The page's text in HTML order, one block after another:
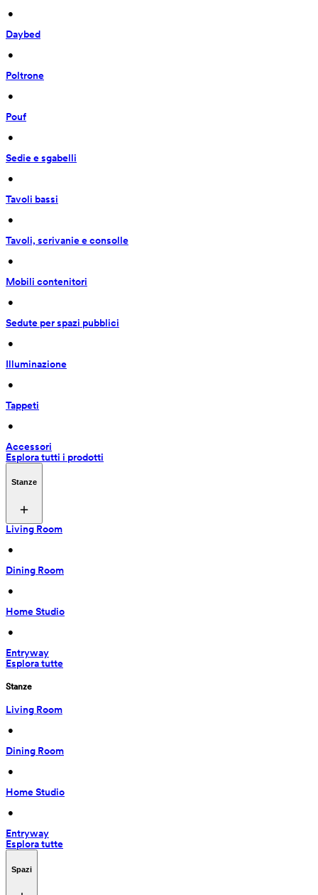
•
Daybed
•
Poltrone
•
Pouf
•
Sedie e sgabelli
•
Tavoli bassi
•
Tavoli, scrivanie e consolle
•
Mobili contenitori
•
Sedute per spazi pubblici
•
Illuminazione
•
Tappeti
•
Accessori
Esplora tutti i prodotti
Stanze
Living Room
•
Dining Room
•
Home Studio
•
Entryway
Esplora tutte
Stanze
Living Room
•
Dining Room
•
Home Studio
•
Entryway
Esplora tutte
Spazi